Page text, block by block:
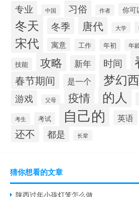
专业 中国 习俗 作者 你可
冬天 冬季 唐代 大学
宋代 寓意 工作 年初 年
技能
攻略 新年 时间
春节期间 是一个 梦幻
游戏 父母 疫情 的人
考生 考试 自己的 英语
还不 都是 长辈
猜你想看的文章
陕西过年小孩灯笼怎么做